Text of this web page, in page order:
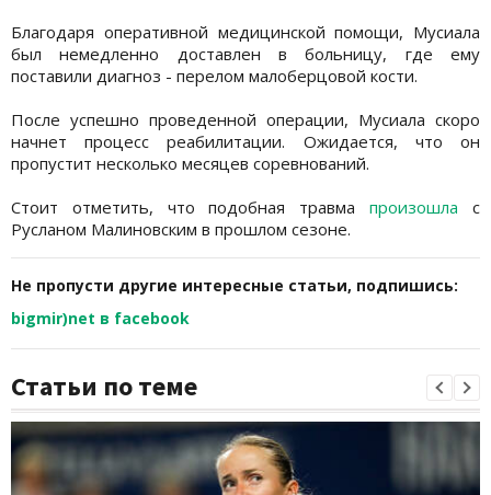
Благодаря оперативной медицинской помощи, Мусиала
был немедленно доставлен в больницу, где ему
поставили диагноз - перелом малоберцовой кости.
После успешно проведенной операции, Мусиала скоро
начнет процесс реабилитации. Ожидается, что он
пропустит несколько месяцев соревнований.
Стоит отметить, что подобная травмапроизошла с
Русланом Малиновским в прошлом сезоне.
Не пропусти другие интересные статьи, подпишись:
bigmir)net в facebook
Статьи по теме